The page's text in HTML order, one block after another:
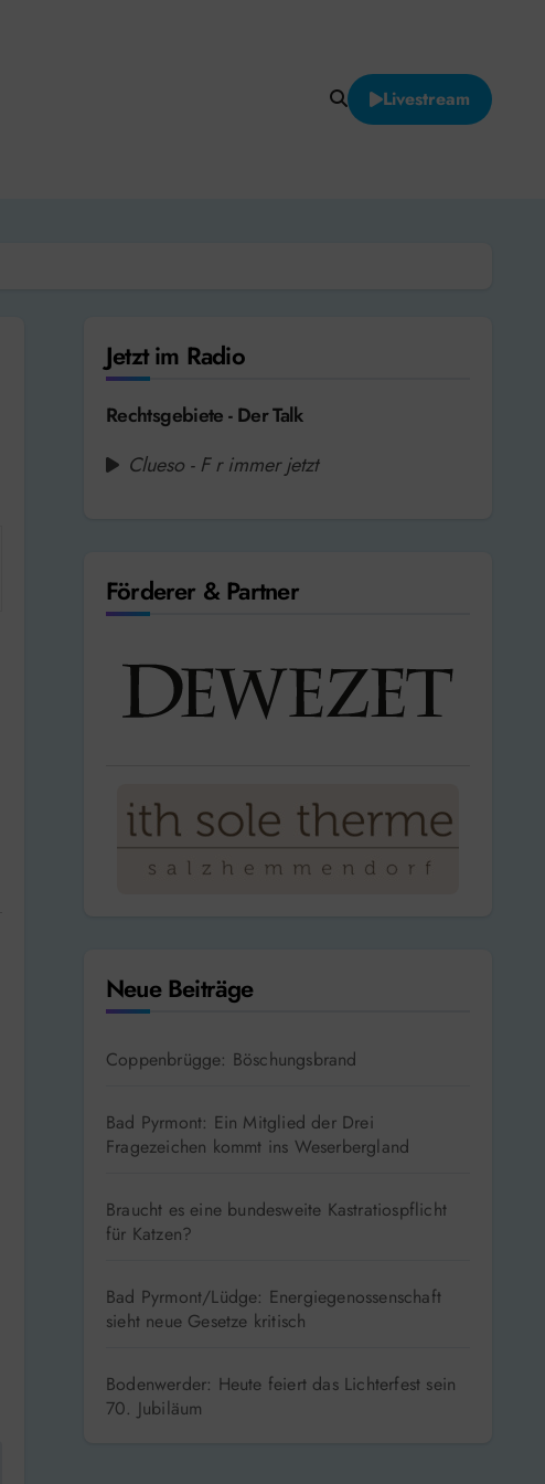
Livestream
Jetzt im Radio
Rechtsgebiete - Der Talk
Clueso - F r immer jetzt
Förderer & Partner
Neue Beiträge
Coppenbrügge: Böschungsbrand
Bad Pyrmont: Ein Mitglied der Drei
Fragezeichen kommt ins Weserbergland
Braucht es eine bundesweite Kastratiospflicht
für Katzen?
Bad Pyrmont/Lüdge: Energiegenossenschaft
sieht neue Gesetze kritisch
Bodenwerder: Heute feiert das Lichterfest sein
70. Jubiläum